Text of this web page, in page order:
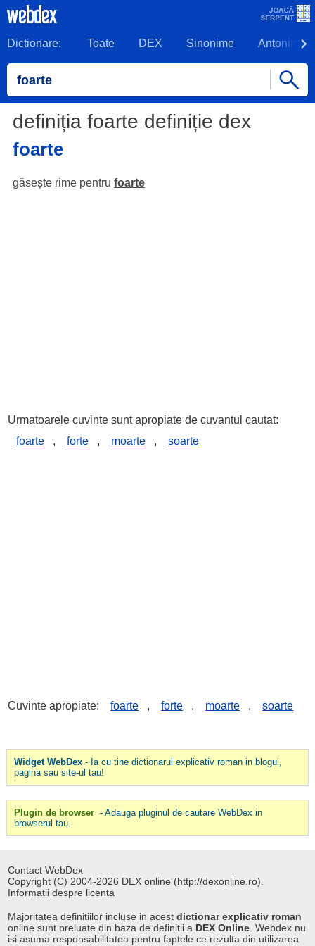
Dictionare: Toate DEX Sinonime Antonime
definiția foarte definiție dex
foarte
găsește rime pentru foarte
Urmatoarele cuvinte sunt apropiate de cuvantul cautat:
foarte
, forte , moarte , soarte
Cuvinte apropiate: foarte , forte , moarte , soarte
Widget WebDex- Ia cu tine dictionarul explicativ roman in blogul,
pagina sau site-ul tau!
Plugin de browser - Adauga pluginul de cautare WebDex in
browserul tau.
Contact WebDex
Copyright (C) 2004-2026 DEX online (http://dexonline.ro).
Informatii despre licenta
Majoritatea definitiilor incluse in acestdictionar explicativ roman
online sunt preluate din baza de definitii a DEX Online . Webdex nu
isi asuma responsabilitatea pentru faptele ce rezulta din utilizarea